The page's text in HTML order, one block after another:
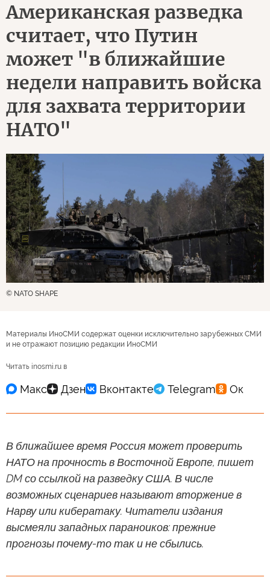
Американская разведка
считает, что Путин
может "в ближайшие
недели направить войска
для захвата территории
НАТО"
© NATO SHAPE
Материалы ИноСМИ содержат оценки исключительно зарубежных СМИ
и не отражают позицию редакции ИноСМИ
Читать inosmi.ru в
В ближайшее время Россия может проверить
НАТО на прочность в Восточной Европе, пишет
DM со ссылкой на разведку США. В числе
возможных сценариев называют вторжение в
Нарву или кибератаку. Читатели издания
высмеяли западных параноиков: прежние
прогнозы почему-то так и не сбылись.